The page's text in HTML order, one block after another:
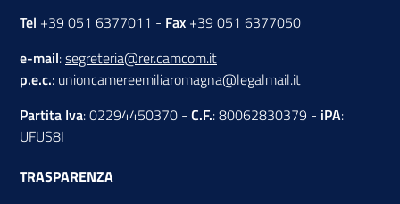
Tel +39 051 6377011 - Fax +39 051 6377050
e-mail:segreteria@rer.camcom.it
p.e.c.: unioncamereemiliaromagna@legalmail.it
Partita Iva: 02294450370 - C.F.: 80062830379 - iPA:
UFUS8I
TRASPARENZA